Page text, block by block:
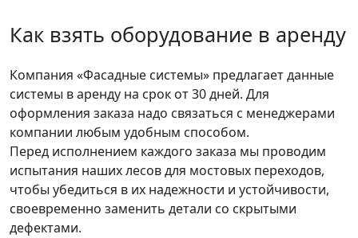
Как взять оборудование в аренду
Компания «Фасадные системы» предлагает данные
системы в аренду на срок от 30 дней. Для
оформления заказа надо связаться с менеджерами
компании любым удобным способом.
Перед исполнением каждого заказа мы проводим
испытания наших лесов для мостовых переходов,
чтобы убедиться в их надежности и устойчивости,
своевременно заменить детали со скрытыми
дефектами.